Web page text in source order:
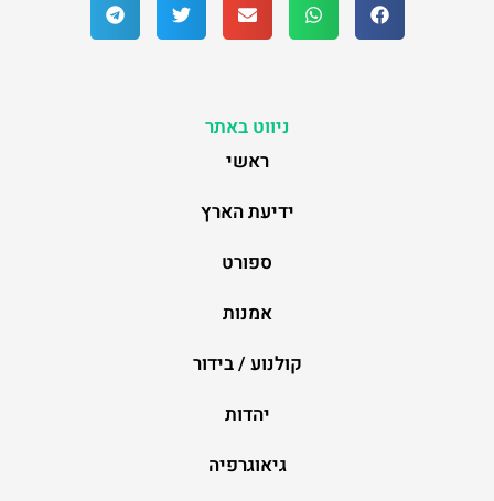
ניווט באתר
ראשי
ידיעת הארץ
ספורט
אמנות
קולנוע / בידור
יהדות
גיאוגרפיה